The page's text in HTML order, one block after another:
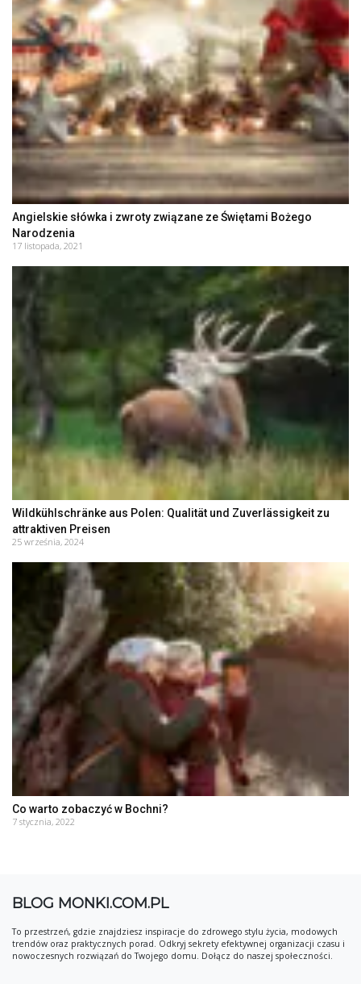
Angielskie słówka i zwroty związane ze Świętami Bożego
Narodzenia
17 listopada, 2021
Wildkühlschränke aus Polen: Qualität und Zuverlässigkeit zu
attraktiven Preisen
25 września, 2024
Co warto zobaczyć w Bochni?
7 stycznia, 2022
BLOG MONKI.COM.PL
To przestrzeń, gdzie znajdziesz inspiracje do zdrowego stylu życia, modowych
trendów oraz praktycznych porad. Odkryj sekrety efektywnej organizacji czasu i
nowoczesnych rozwiązań do Twojego domu. Dołącz do naszej społeczności.